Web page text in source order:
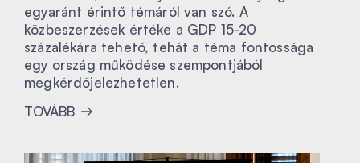
egyaránt érintő témáról van szó. A
közbeszerzések értéke a GDP 15-20
százalékára tehető, tehát a téma fontossága
egy ország működése szempontjából
megkérdőjelezhetetlen.
TOVÁBB